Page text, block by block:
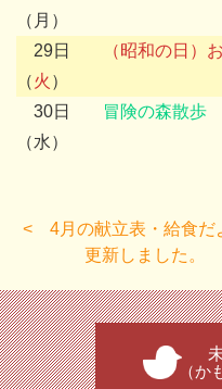
（月）
29日
（火 ）
（昭和の日）
30日
（水）
冒険の森散歩
4月の献立表・給食だ
更新しました。
（か